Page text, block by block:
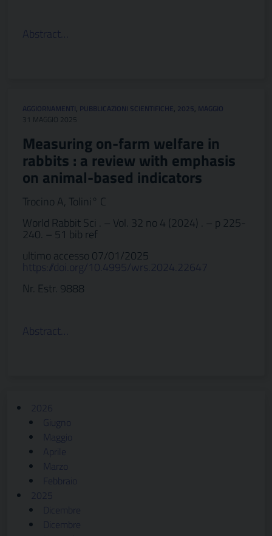
Abstract…
AGGIORNAMENTI, PUBBLICAZIONI SCIENTIFICHE, 2025, MAGGIO
31 MAGGIO 2025
Measuring on-farm welfare in
rabbits : a review with emphasis
on animal-based indicators
Trocino A, Tolini° C
World Rabbit Sci . – Vol. 32 no 4 (2024) . – p 225-
240. – 51 bib ref
ultimo accesso 07/01/2025
https://doi.org/10.4995/wrs.2024.22647
Nr. Estr. 9888
Abstract…
2026
Giugno
Maggio
Aprile
Marzo
Febbraio
2025
Dicembre
Dicembre